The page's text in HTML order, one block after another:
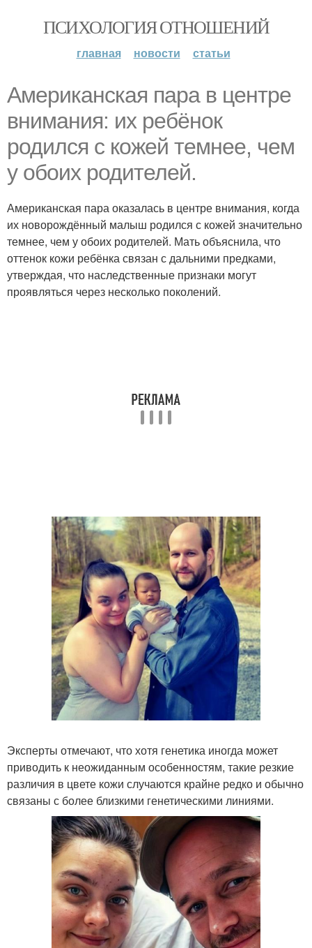
ПСИХОЛОГИЯ ОТНОШЕНИЙ
главная новости статьи
Американская пара в центре
внимания: их ребёнок
родился с кожей темнее, чем
у обоих родителей.
Американская пара оказалась в центре внимания, когда
их новорождённый малыш родился с кожей значительно
темнее, чем у обоих родителей. Мать объяснила, что
оттенок кожи ребёнка связан с дальними предками,
утверждая, что наследственные признаки могут
проявляться через несколько поколений.
Эксперты отмечают, что хотя генетика иногда может
приводить к неожиданным особенностям, такие резкие
различия в цвете кожи случаются крайне редко и обычно
связаны с более близкими генетическими линиями.